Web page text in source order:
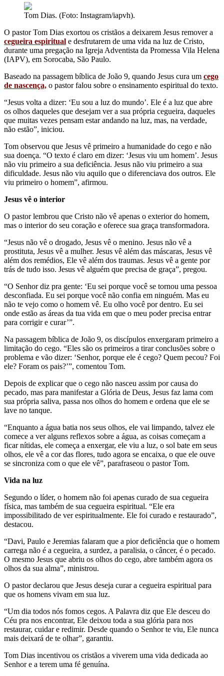
Tom Dias. (Foto: Instagram/iapvh).
O pastor Tom Dias exortou os cristãos a deixarem Jesus remover a
cegueira espiritual e desfrutarem de uma vida na luz de Cristo,
durante uma pregação na Igreja Adventista da Promessa Vila Helena
(IAPV), em Sorocaba, São Paulo.
Baseado na passagem bíblica de João 9, quando Jesus cura um cego
de nascença, o pastor falou sobre o ensinamento espiritual do texto.
“Jesus volta a dizer: ‘Eu sou a luz do mundo’. Ele é a luz que abre
os olhos daqueles que desejam ver a sua própria cegueira, daqueles
que muitas vezes pensam estar andando na luz, mas, na verdade,
não estão”, iniciou.
Tom observou que Jesus vê primeiro a humanidade do cego e não
sua doença. “O texto é claro em dizer: ‘Jesus viu um homem’. Jesus
não viu primeiro a sua deficiência. Jesus não viu primeiro a sua
dificuldade. Jesus não viu aquilo que o diferenciava dos outros. Ele
viu primeiro o homem”, afirmou.
Jesus vê o interior
O pastor lembrou que Cristo não vê apenas o exterior do homem,
mas o interior do seu coração e oferece sua graça transformadora.
“Jesus não vê o drogado, Jesus vê o menino. Jesus não vê a
prostituta, Jesus vê a mulher. Jesus vê além das máscaras, Jesus vê
além dos remédios, Ele vê além dos traumas. Jesus vê a gente por
trás de tudo isso. Jesus vê alguém que precisa de graça”, pregou.
“O Senhor diz pra gente: ‘Eu sei porque você se tornou uma pessoa
desconfiada. Eu sei porque você não confia em ninguém. Mas eu
não te vejo como o homem vê. Eu olho você por dentro. Eu sei
onde estão as áreas da tua vida em que o meu poder precisa entrar
para corrigir e curar’”.
Na passagem bíblica de João 9, os discípulos enxergaram primeiro a
limitação do cego. “Eles são os primeiros a tirar conclusões sobre o
problema e vão dizer: ‘Senhor, porque ele é cego? Quem pecou? Foi
ele? Foram os pais?’”, comentou Tom.
Depois de explicar que o cego não nasceu assim por causa do
pecado, mas para manifestar a Glória de Deus, Jesus faz lama com
sua própria saliva, passa nos olhos do homem e ordena que ele se
lave no tanque.
“Enquanto a água batia nos seus olhos, ele vai limpando, talvez ele
comece a ver alguns reflexos sobre a água, as coisas começam a
ficar nítidas, ele começa a enxergar, ele viu a luz, o sol bate em seus
olhos, ele vê a cor das flores, tudo agora se encaixa, o que ele ouve
se sincroniza com o que ele vê”, parafraseou o pastor Tom.
Vida na luz
Segundo o líder, o homem não foi apenas curado de sua cegueira
física, mas também de sua cegueira espiritual. “Ele era
impossibilitado de ver espiritualmente. Ele foi curado e restaurado”,
destacou.
“Davi, Paulo e Jeremias falaram que a pior deficiência que o homem
carrega não é a cegueira, a surdez, a paralisia, o câncer, é o pecado.
O mesmo Jesus que abriu os olhos do cego, abre também agora os
olhos da sua alma”, ministrou.
O pastor declarou que Jesus deseja curar a cegueira espiritual para
que os homens vivam em sua luz.
“Um dia todos nós fomos cegos. A Palavra diz que Ele desceu do
Céu pra nos encontrar, Ele deixou toda a sua glória para nos
restaurar, cuidar e redimir. Desde quando o Senhor te viu, Ele nunca
mais deixará de te olhar”, garantiu.
Tom Dias incentivou os cristãos a viverem uma vida dedicada ao
Senhor e a terem uma fé genuína.